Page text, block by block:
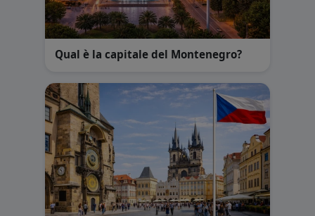
Qual è la capitale del Montenegro?